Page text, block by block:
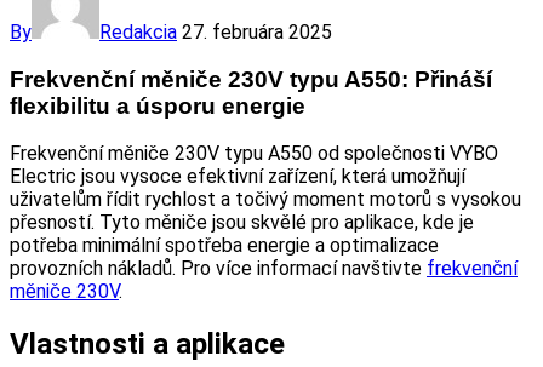
By Redakcia 27. februára 2025
Frekvenční měniče 230V typu A550: Přináší
flexibilitu a úsporu energie
Frekvenční měniče 230V typu A550 od společnosti VYBO
Electric jsou vysoce efektivní zařízení, která umožňují
uživatelům řídit rychlost a točivý moment motorů s vysokou
přesností. Tyto měniče jsou skvělé pro aplikace, kde je
potřeba minimální spotřeba energie a optimalizace
provozních nákladů. Pro více informací navštivte frekvenční
měniče 230V.
Vlastnosti a aplikace